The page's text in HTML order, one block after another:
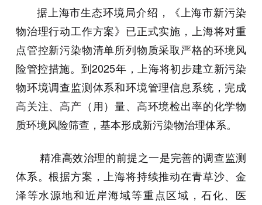
据上海市生态环境局介绍，《上海市新污染
物治理行动工作方案》已正式实施，上海将对重
点管控新污染物清单所列物质采取严格的环境风
险管控措施。到2025年，上海将初步建立新污染
物环境调查监测体系和环境管理信息系统，完成
高关注、高产（用）量、高环境检出率的化学物
质环境风险筛查，基本形成新污染物治理体系。
精准高效治理的前提之一是完善的调查监测
体系。根据方案，上海将持续推动在青草沙、金
泽等水源地和近岸海域等重点区域，石化、医